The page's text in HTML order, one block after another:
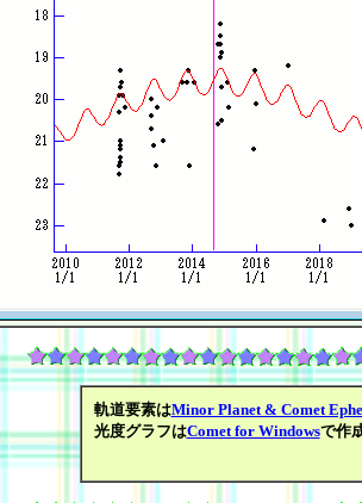
軌道要素はMinor Planet & Comet
光度グラフはComet for Windowsで作